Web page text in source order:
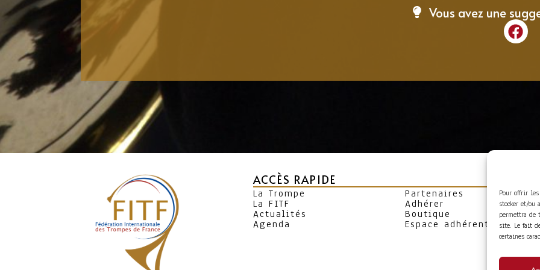
Pour offrir
stocker et/ou
permettra de
site. Le fait
certaines
Vous avez une
ACCÈS RAPIDE
La Trompe
La FITF
Actualités
Agenda
Partenaires
Adhérer
Boutique
Espace adhérent